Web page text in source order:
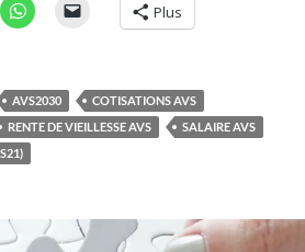
Plus
AVS2030
COTISATIONS AVS
RENTE DE VIEILLESSE AVS
SALAIRE AVS